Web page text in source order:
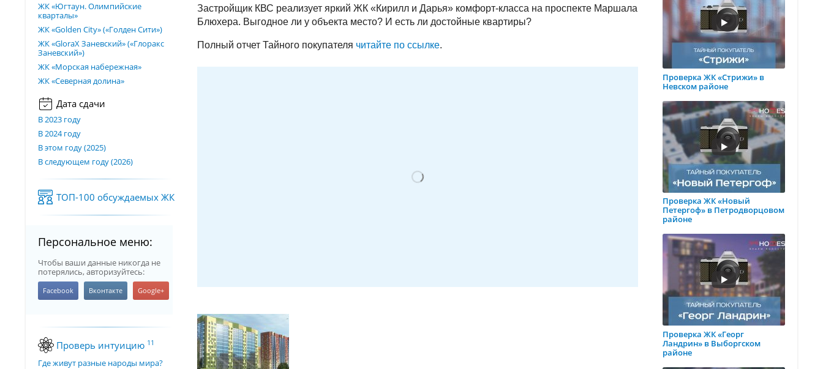
ЖК «Югтаун. Олимпийские
кварталы»
ЖК «Golden City» («Голден Сити»)
ЖК «GloraX Заневский»​ («Глоракс
Заневский»)
ЖК «Морская набережная»
ЖК «Северная долина»
Дата сдачи
В 2023 году
В 2024 году
В этом году (2025)
В следующем году (2026)
ТОП-100 обсуждаемых ЖК
Персональное меню:
Чтобы ваши данные никогда не
потерялись, авторизуйтесь:
Проверь интуицию 11
Где живут разные народы мира?
Застройщик КВС реализует яркий ЖК «Кирилл и Дарья» комфорт-класса на проспекте Маршала
Блюхера. Выгодное ли у объекта место? И есть ли достойные квартиры?
Полный отчет Тайного покупателя читайте по ссылке.
Проверка ЖК «Стрижи» в
Невском районе
Проверка ЖК «Новый
Петергоф» в Петродворцовом
районе
Проверка ЖК «Георг
Ландрин» в Выборгском
районе